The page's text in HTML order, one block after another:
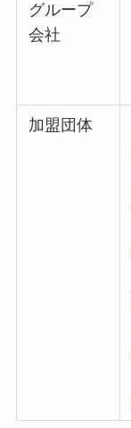
グループ
会社
加盟団体